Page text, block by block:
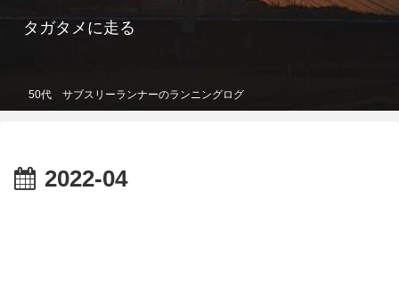
タガタメに走る
50代 サブスリーランナーのランニングログ
2022-04